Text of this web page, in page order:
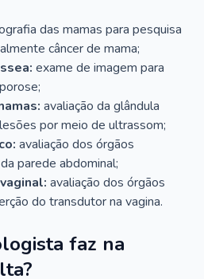
das mamas para pesquisa
câncer de mama;
exame de imagem para
avaliação da glândula
por meio de ultrassom;
avaliação dos órgãos
parede abdominal;
avaliação dos órgãos
do transdutor na vagina.
faz na